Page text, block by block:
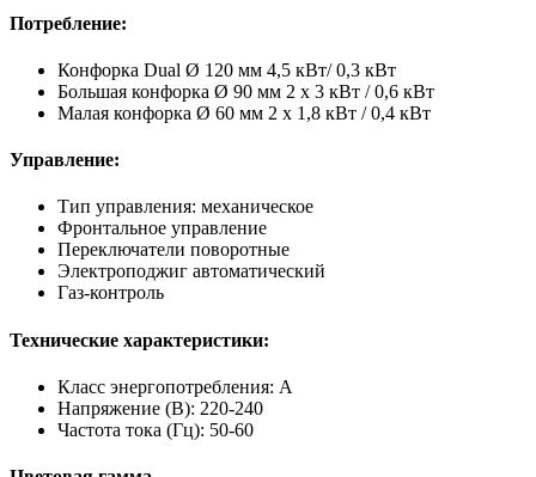
Потребление:
Конфорка Dual Ø 120 мм 4,5 кВт/ 0,3 кВт
Большая конфорка Ø 90 мм 2 x 3 кВт / 0,6 кВт
Малая конфорка Ø 60 мм 2 x 1,8 кВт / 0,4 кВт
Управление:
Тип управления: механическое
Фронтальное управление
Переключатели поворотные
Электроподжиг автоматический
Газ-контроль
Технические характеристики:
Класс энергопотребления: A
Напряжение (В): 220-240
Частота тока (Гц): 50-60